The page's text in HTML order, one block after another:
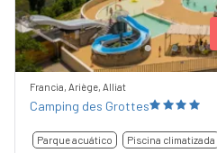
Francia, Ariège, Alliat
Camping des Grottes
Parque acuático Piscina climatizada